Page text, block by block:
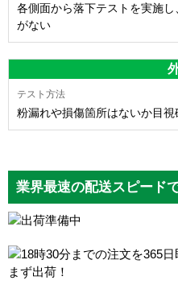
各側面から落下テストを実施
がない
粉漏れや損傷箇所はないか目視
業界最速の配送スピード